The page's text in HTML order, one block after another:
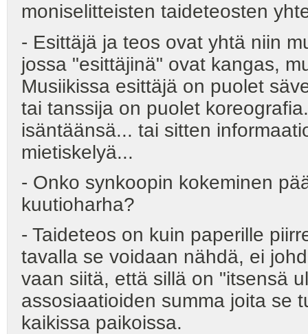
moniselitteisten taideteosten
- Esittäjä ja teos ovat yhtä niin
jossa "esittäjinä" ovat kangas,
Musiikissa esittäjä on puolet
tai tanssija on puolet
isäntäänsä... tai sitten
mietiskelyä...
- Onko synkoopin kokeminen
kuutioharha?
- Taideteos on kuin paperille
tavalla se voidaan nähdä, ei
vaan siitä, että sillä on "itsensä
assosiaatioiden summa joita se
kaikissa paikoissa.